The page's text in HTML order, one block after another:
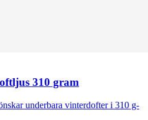
310 gram
underbara vinterdofter i 310 g-